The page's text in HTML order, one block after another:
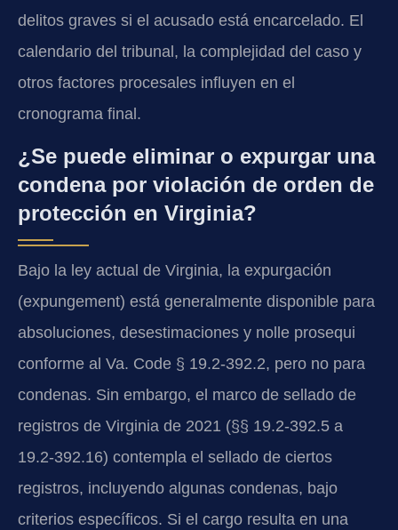
delitos graves si el acusado está encarcelado. El
calendario del tribunal, la complejidad del caso y
otros factores procesales influyen en el
cronograma final.
¿Se puede eliminar o expurgar una
condena por violación de orden de
protección en Virginia?
Bajo la ley actual de Virginia, la expurgación
(expungement) está generalmente disponible para
absoluciones, desestimaciones y nolle prosequi
conforme al Va. Code § 19.2-392.2, pero no para
condenas. Sin embargo, el marco de sellado de
registros de Virginia de 2021 (§§ 19.2-392.5 a
19.2-392.16) contempla el sellado de ciertos
registros, incluyendo algunas condenas, bajo
criterios específicos. Si el cargo resulta en una